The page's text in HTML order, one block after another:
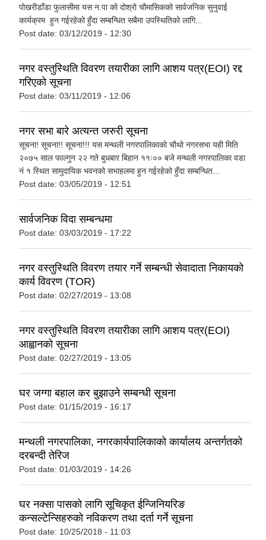
पोखरीडाँडा फुलासीमा यस न.पा को दोश्रो चौमासिकको सार्वजनिक सुनुवाई
कार्यक्रम हुन गईरहेको हुँदा सम्बन्धित सबैमा उपस्थितिको लागि...
Post date: 03/12/2019 - 12:30
नगर वस्तुस्थिति विवरण तयारीका लागि आशय पत्र(EOI) रद्द
गरिएको सूचना
Post date: 03/11/2019 - 12:06
नगर सभा बारे अत्यन्त जरुरी सूचना
सूचना! सूचना!! सूचना!!! यस मन्थली नगरपालिकाको चौथो नगरसभा यही मिति
२०७५ साल फाल्गुन २२ गते बुधबार बिहान ११ः०० बजे मन्थली नगरपालिका वडा
नं १ स्थित सामुदायिक भवनको सभाहलमा हुन गईरहेको हुँदा सम्बन्धित...
Post date: 03/05/2019 - 12:51
सार्वजनिक विदा सम्बन्धमा
Post date: 03/03/2019 - 17:22
नगर वस्तुस्थिति विवरण तयार गर्ने सम्बन्धी सेवादाता निकायको
कार्य विवरण (TOR)
Post date: 02/27/2019 - 13:08
नगर वस्तुस्थिति विवरण तयारीका लागि आशय पत्र(EOI)
आह्वानको सूचना
Post date: 02/27/2019 - 13:05
घर जग्गा बहाल कर बुझाउने सम्बन्धी सूचना
Post date: 01/15/2019 - 16:17
मन्थली नगरपालिका, नगरकार्यपालिकाको कार्यालय अन्तर्गतको
दरबन्दी तेरिज
Post date: 01/03/2019 - 14:26
घर नक्सा पासको लागि सूचिकृत ईन्जिनियरिङ
कन्सल्टेन्सिहरुको नविकरण तथा दर्ता गर्ने सूचना
Post date: 10/25/2018 - 11:03